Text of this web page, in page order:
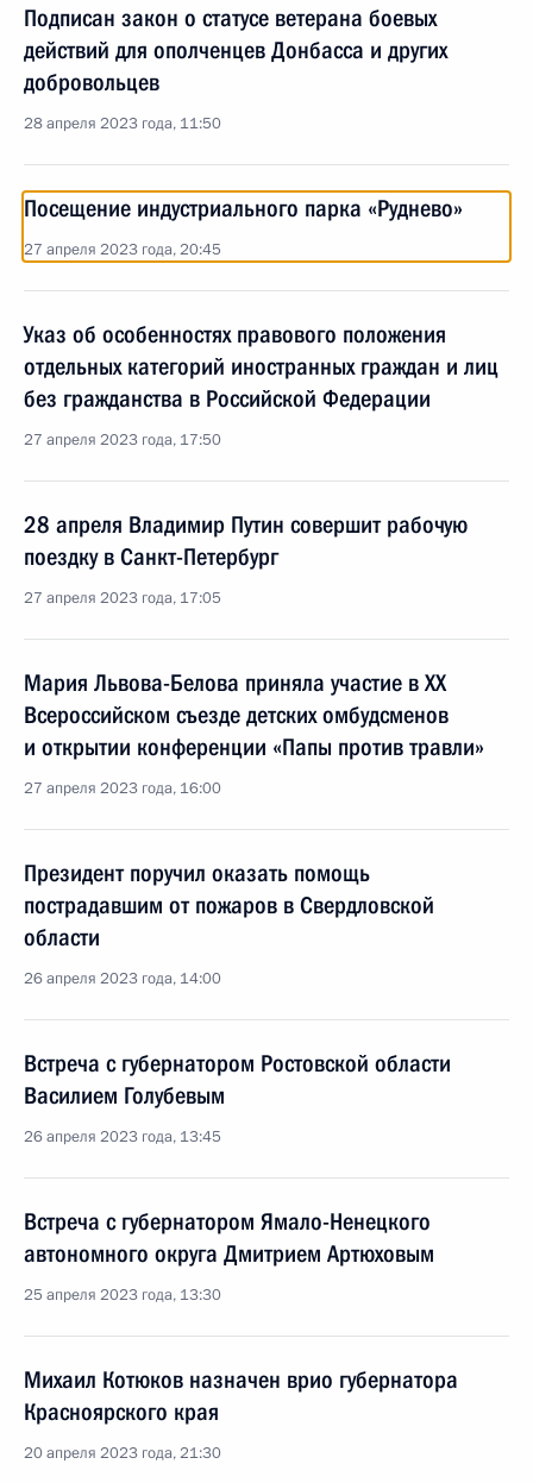
Подписан закон о статусе ветерана боевых
действий для ополченцев Донбасса и других
добровольцев
28 апреля 2023 года, 11:50
Посещение индустриального парка «Руднево»
27 апреля 2023 года, 20:45
Указ об особенностях правового положения
отдельных категорий иностранных граждан и лиц
без гражданства в Российской Федерации
27 апреля 2023 года, 17:50
28 апреля Владимир Путин совершит рабочую
поездку в Санкт-Петербург
27 апреля 2023 года, 17:05
Мария Львова-Белова приняла участие в XX
Всероссийском съезде детских омбудсменов
и открытии конференции «Папы против травли»
27 апреля 2023 года, 16:00
Президент поручил оказать помощь
пострадавшим от пожаров в Свердловской
области
26 апреля 2023 года, 14:00
Встреча с губернатором Ростовской области
Василием Голубевым
26 апреля 2023 года, 13:45
Встреча с губернатором Ямало-Ненецкого
автономного округа Дмитрием Артюховым
25 апреля 2023 года, 13:30
Михаил Котюков назначен врио губернатора
Красноярского края
20 апреля 2023 года, 21:30